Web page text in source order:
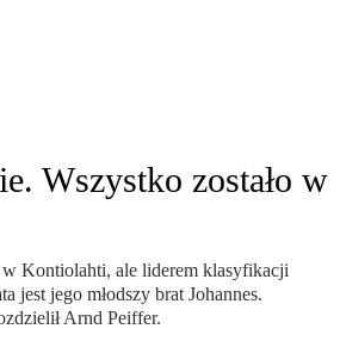
Wszystko zostało w
Kontiolahti, ale liderem klasyfikacji
jest jego młodszy brat Johannes.
Arnd Peiffer.